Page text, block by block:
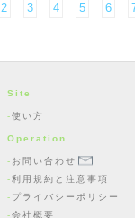
2 3 4 5 6
Site
使い方
Operation
お問い合わせ
利用規約と注意事項
プライバシーポリシー
会社概要